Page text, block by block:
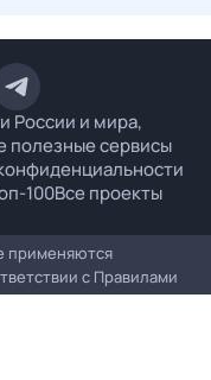
России и мира,
полезные сервисы
100Все проекты
применяются
с Правилами